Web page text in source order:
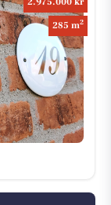
285 m2